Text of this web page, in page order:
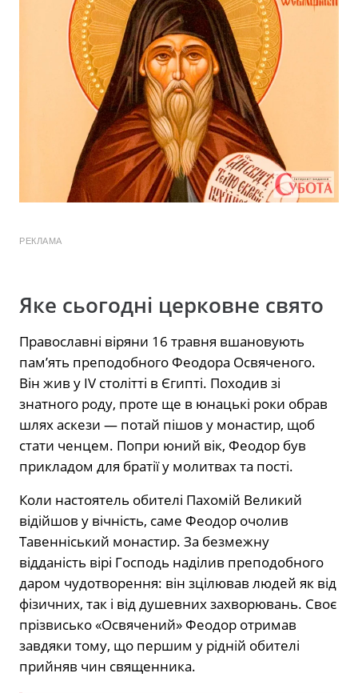
РЕКЛАМА
Яке сьогодні церковне свято
Православні віряни 16 травня вшановують
пам’ять преподобного Феодора Освяченого.
Він жив у IV столітті в Єгипті. Походив зі
знатного роду, проте ще в юнацькі роки обрав
шлях аскези — потай пішов у монастир, щоб
стати ченцем. Попри юний вік, Феодор був
прикладом для братії у молитвах та пості.
Коли настоятель обителі Пахомій Великий
відійшов у вічність, саме Феодор очолив
Тавенніський монастир. За безмежну
відданість вірі Господь наділив преподобного
даром чудотворення: він зцілював людей як від
фізичних, так і від душевних захворювань. Своє
прізвисько «Освячений» Феодор отримав
завдяки тому, що першим у рідній обителі
прийняв чин священника.